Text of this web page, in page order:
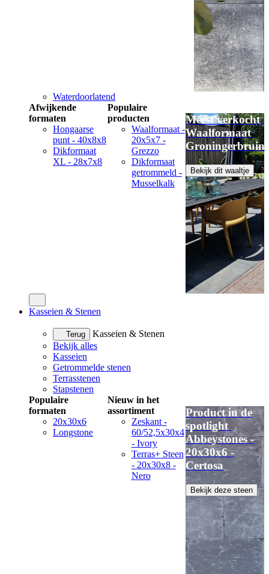
Waterdoorlatend
Afwijkende
formaten
Hongaarse
punt - 40x8x8
Dikformaat
XL - 28x7x8
Populaire
producten
Waalformaat -
20x5x7 -
Grezzo
Dikformaat
getrommeld -
Musselkalk
Meest verkocht
Waalformaat
Groningerbruin
Bekijk dit waaltje
Kasseien & Stenen
Terug
Kasseien & Stenen
Bekijk alles
Kasseien
Getrommelde stenen
Terrasstenen
Stapstenen
Populaire
formaten
20x30x6
Longstone
Nieuw in het
assortiment
Zeskant -
60/52,5x30x4
- Ivory
Terras+ Steen
- 20x30x8 -
Nero
Product in de
spotlight
Abbeystones -
20x30x6 -
Certosa
Bekijk deze steen